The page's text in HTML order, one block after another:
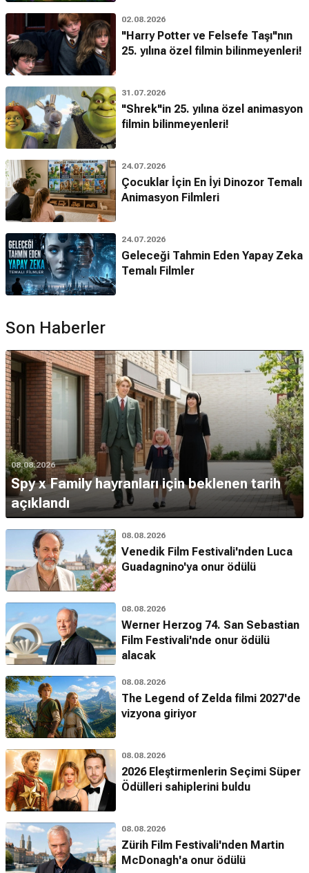
02.08.2026
"Harry Potter ve Felsefe Taşı"nın
25. yılına özel filmin bilinmeyenleri!
31.07.2026
"Shrek"in 25. yılına özel animasyon
filmin bilinmeyenleri!
24.07.2026
Çocuklar İçin En İyi Dinozor Temalı
Animasyon Filmleri
24.07.2026
Geleceği Tahmin Eden Yapay Zeka
Temalı Filmler
Son Haberler
08.08.2026
Spy x Family hayranları için beklenen tarih
açıklandı
08.08.2026
Venedik Film Festivali'nden Luca
Guadagnino'ya onur ödülü
08.08.2026
Werner Herzog 74. San Sebastian
Film Festivali'nde onur ödülü
alacak
08.08.2026
The Legend of Zelda filmi 2027'de
vizyona giriyor
08.08.2026
2026 Eleştirmenlerin Seçimi Süper
Ödülleri sahiplerini buldu
08.08.2026
Zürih Film Festivali'nden Martin
McDonagh'a onur ödülü